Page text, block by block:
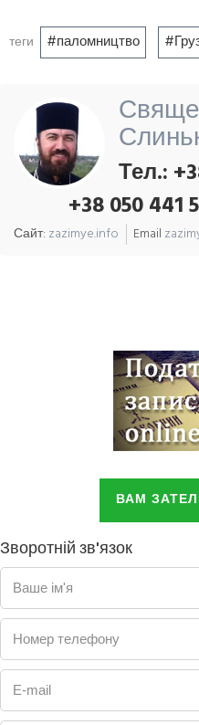
теги паломництво
Тел.:
+38 050 441
Сайт: zazimye.info Email
ВАМ
Зворотній зв'язок
Ваше ім'я
Номер телефону
E-mail